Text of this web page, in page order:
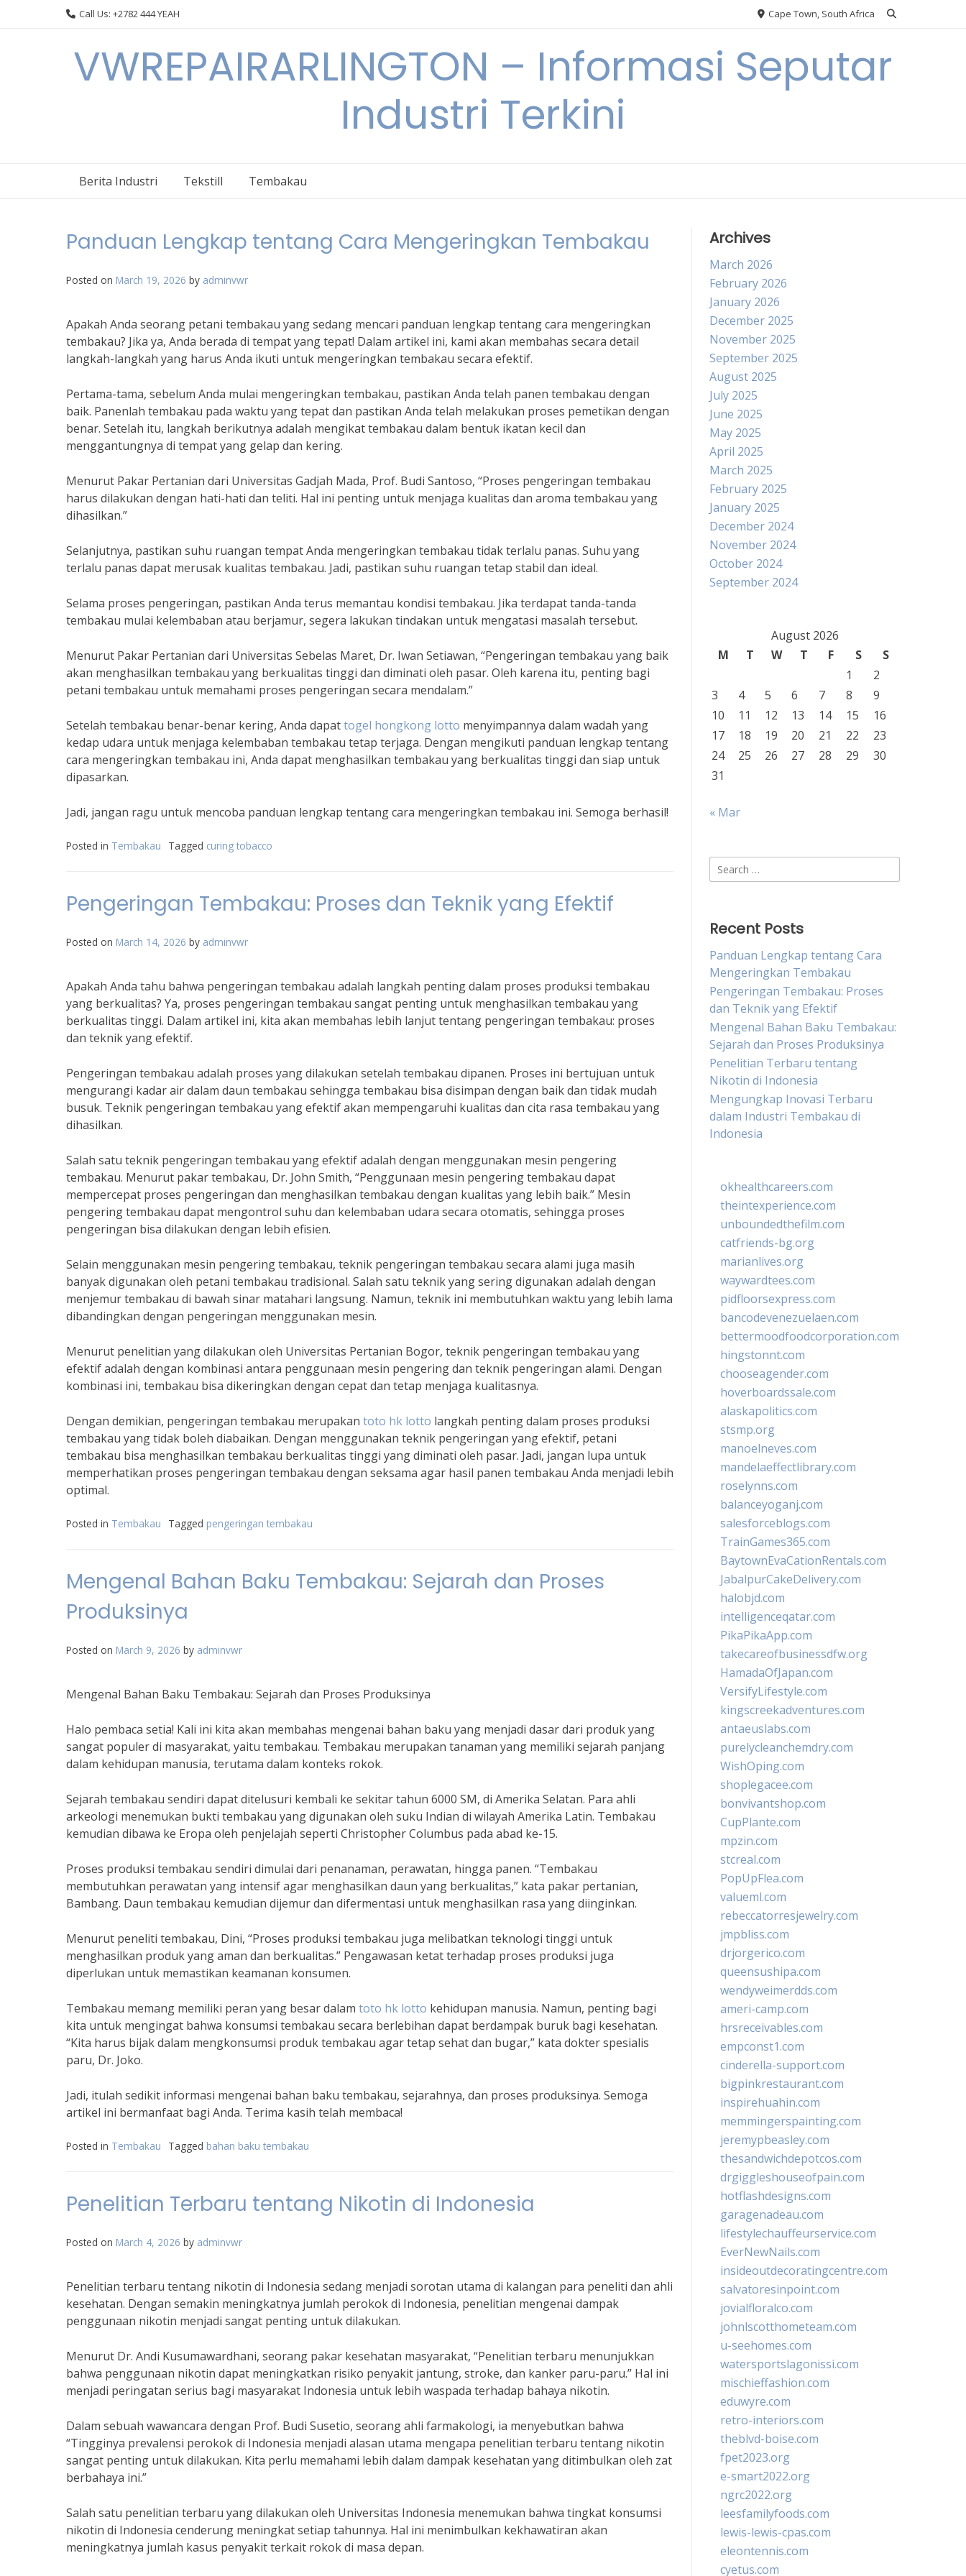
Call Us: +2782 444 YEAH Cape Town, South Africa
VWREPAIRARLINGTON – Informasi Seputar
Industri Terkini
Berita Industri Tekstill Tembakau
Panduan Lengkap tentang Cara Mengeringkan Tembakau
Posted on March 19, 2026 by adminvwr
Apakah Anda seorang petani tembakau yang sedang mencari panduan lengkap tentang cara mengeringkan
tembakau? Jika ya, Anda berada di tempat yang tepat! Dalam artikel ini, kami akan membahas secara detail
langkah-langkah yang harus Anda ikuti untuk mengeringkan tembakau secara efektif.
Pertama-tama, sebelum Anda mulai mengeringkan tembakau, pastikan Anda telah panen tembakau dengan
baik. Panenlah tembakau pada waktu yang tepat dan pastikan Anda telah melakukan proses pemetikan dengan
benar. Setelah itu, langkah berikutnya adalah mengikat tembakau dalam bentuk ikatan kecil dan
menggantungnya di tempat yang gelap dan kering.
Menurut Pakar Pertanian dari Universitas Gadjah Mada, Prof. Budi Santoso, “Proses pengeringan tembakau
harus dilakukan dengan hati-hati dan teliti. Hal ini penting untuk menjaga kualitas dan aroma tembakau yang
dihasilkan.”
Selanjutnya, pastikan suhu ruangan tempat Anda mengeringkan tembakau tidak terlalu panas. Suhu yang
terlalu panas dapat merusak kualitas tembakau. Jadi, pastikan suhu ruangan tetap stabil dan ideal.
Selama proses pengeringan, pastikan Anda terus memantau kondisi tembakau. Jika terdapat tanda-tanda
tembakau mulai kelembaban atau berjamur, segera lakukan tindakan untuk mengatasi masalah tersebut.
Menurut Pakar Pertanian dari Universitas Sebelas Maret, Dr. Iwan Setiawan, “Pengeringan tembakau yang baik
akan menghasilkan tembakau yang berkualitas tinggi dan diminati oleh pasar. Oleh karena itu, penting bagi
petani tembakau untuk memahami proses pengeringan secara mendalam.”
Setelah tembakau benar-benar kering, Anda dapattogel hongkong lotto menyimpannya dalam wadah yang
kedap udara untuk menjaga kelembaban tembakau tetap terjaga. Dengan mengikuti panduan lengkap tentang
cara mengeringkan tembakau ini, Anda dapat menghasilkan tembakau yang berkualitas tinggi dan siap untuk
dipasarkan.
Jadi, jangan ragu untuk mencoba panduan lengkap tentang cara mengeringkan tembakau ini. Semoga berhasil!
Posted in Tembakau Tagged curing tobacco
Pengeringan Tembakau: Proses dan Teknik yang Efektif
Posted on March 14, 2026 by adminvwr
Apakah Anda tahu bahwa pengeringan tembakau adalah langkah penting dalam proses produksi tembakau
yang berkualitas? Ya, proses pengeringan tembakau sangat penting untuk menghasilkan tembakau yang
berkualitas tinggi. Dalam artikel ini, kita akan membahas lebih lanjut tentang pengeringan tembakau: proses
dan teknik yang efektif.
Pengeringan tembakau adalah proses yang dilakukan setelah tembakau dipanen. Proses ini bertujuan untuk
mengurangi kadar air dalam daun tembakau sehingga tembakau bisa disimpan dengan baik dan tidak mudah
busuk. Teknik pengeringan tembakau yang efektif akan mempengaruhi kualitas dan cita rasa tembakau yang
dihasilkan.
Salah satu teknik pengeringan tembakau yang efektif adalah dengan menggunakan mesin pengering
tembakau. Menurut pakar tembakau, Dr. John Smith, “Penggunaan mesin pengering tembakau dapat
mempercepat proses pengeringan dan menghasilkan tembakau dengan kualitas yang lebih baik.” Mesin
pengering tembakau dapat mengontrol suhu dan kelembaban udara secara otomatis, sehingga proses
pengeringan bisa dilakukan dengan lebih efisien.
Selain menggunakan mesin pengering tembakau, teknik pengeringan tembakau secara alami juga masih
banyak digunakan oleh petani tembakau tradisional. Salah satu teknik yang sering digunakan adalah dengan
menjemur tembakau di bawah sinar matahari langsung. Namun, teknik ini membutuhkan waktu yang lebih lama
dibandingkan dengan pengeringan menggunakan mesin.
Menurut penelitian yang dilakukan oleh Universitas Pertanian Bogor, teknik pengeringan tembakau yang
efektif adalah dengan kombinasi antara penggunaan mesin pengering dan teknik pengeringan alami. Dengan
kombinasi ini, tembakau bisa dikeringkan dengan cepat dan tetap menjaga kualitasnya.
Dengan demikian, pengeringan tembakau merupakan toto hk lotto langkah penting dalam proses produksi
tembakau yang tidak boleh diabaikan. Dengan menggunakan teknik pengeringan yang efektif, petani
tembakau bisa menghasilkan tembakau berkualitas tinggi yang diminati oleh pasar. Jadi, jangan lupa untuk
memperhatikan proses pengeringan tembakau dengan seksama agar hasil panen tembakau Anda menjadi lebih
optimal.
Posted in Tembakau Tagged pengeringan tembakau
Mengenal Bahan Baku Tembakau: Sejarah dan Proses
Produksinya
Posted on March 9, 2026 by adminvwr
Mengenal Bahan Baku Tembakau: Sejarah dan Proses Produksinya
Halo pembaca setia! Kali ini kita akan membahas mengenai bahan baku yang menjadi dasar dari produk yang
sangat populer di masyarakat, yaitu tembakau. Tembakau merupakan tanaman yang memiliki sejarah panjang
dalam kehidupan manusia, terutama dalam konteks rokok.
Sejarah tembakau sendiri dapat ditelusuri kembali ke sekitar tahun 6000 SM, di Amerika Selatan. Para ahli
arkeologi menemukan bukti tembakau yang digunakan oleh suku Indian di wilayah Amerika Latin. Tembakau
kemudian dibawa ke Eropa oleh penjelajah seperti Christopher Columbus pada abad ke-15.
Proses produksi tembakau sendiri dimulai dari penanaman, perawatan, hingga panen. “Tembakau
membutuhkan perawatan yang intensif agar menghasilkan daun yang berkualitas,” kata pakar pertanian,
Bambang. Daun tembakau kemudian dijemur dan difermentasi untuk menghasilkan rasa yang diinginkan.
Menurut peneliti tembakau, Dini, “Proses produksi tembakau juga melibatkan teknologi tinggi untuk
menghasilkan produk yang aman dan berkualitas.” Pengawasan ketat terhadap proses produksi juga
diperlukan untuk memastikan keamanan konsumen.
Tembakau memang memiliki peran yang besar dalam toto hk lotto kehidupan manusia. Namun, penting bagi
kita untuk mengingat bahwa konsumsi tembakau secara berlebihan dapat berdampak buruk bagi kesehatan.
“Kita harus bijak dalam mengkonsumsi produk tembakau agar tetap sehat dan bugar,” kata dokter spesialis
paru, Dr. Joko.
Jadi, itulah sedikit informasi mengenai bahan baku tembakau, sejarahnya, dan proses produksinya. Semoga
artikel ini bermanfaat bagi Anda. Terima kasih telah membaca!
Posted in Tembakau Tagged bahan baku tembakau
Penelitian Terbaru tentang Nikotin di Indonesia
Posted on March 4, 2026 by adminvwr
Penelitian terbaru tentang nikotin di Indonesia sedang menjadi sorotan utama di kalangan para peneliti dan ahli
kesehatan. Dengan semakin meningkatnya jumlah perokok di Indonesia, penelitian mengenai dampak
penggunaan nikotin menjadi sangat penting untuk dilakukan.
Menurut Dr. Andi Kusumawardhani, seorang pakar kesehatan masyarakat, “Penelitian terbaru menunjukkan
bahwa penggunaan nikotin dapat meningkatkan risiko penyakit jantung, stroke, dan kanker paru-paru.” Hal ini
menjadi peringatan serius bagi masyarakat Indonesia untuk lebih waspada terhadap bahaya nikotin.
Dalam sebuah wawancara dengan Prof. Budi Susetio, seorang ahli farmakologi, ia menyebutkan bahwa
“Tingginya prevalensi perokok di Indonesia menjadi alasan utama mengapa penelitian terbaru tentang nikotin
sangat penting untuk dilakukan. Kita perlu memahami lebih dalam dampak kesehatan yang ditimbulkan oleh zat
berbahaya ini.”
Salah satu penelitian terbaru yang dilakukan oleh Universitas Indonesia menemukan bahwa tingkat konsumsi
nikotin di Indonesia cenderung meningkat setiap tahunnya. Hal ini menimbulkan kekhawatiran akan
meningkatnya jumlah kasus penyakit terkait rokok di masa depan.
Archives
March 2026
February 2026
January 2026
December 2025
November 2025
September 2025
August 2025
July 2025
June 2025
May 2025
April 2025
March 2025
February 2025
January 2025
December 2024
November 2024
October 2024
September 2024
August 2026
M
T W T F S
S
1
2
3
4 5 6 7 8
9
10
11 12 13 14 15
16
17
18 19 20 21 22
23
24
25 26 27 28 29
30
31
« Mar
Search
for:
Recent Posts
Panduan Lengkap tentang Cara
Mengeringkan Tembakau
Pengeringan Tembakau: Proses
dan Teknik yang Efektif
Mengenal Bahan Baku Tembakau:
Sejarah dan Proses Produksinya
Penelitian Terbaru tentang
Nikotin di Indonesia
Mengungkap Inovasi Terbaru
dalam Industri Tembakau di
Indonesia
okhealthcareers.com
theintexperience.com
unboundedthefilm.com
catfriends-bg.org
marianlives.org
waywardtees.com
pidfloorsexpress.com
bancodevenezuelaen.com
bettermoodfoodcorporation.com
hingstonnt.com
chooseagender.com
hoverboardssale.com
alaskapolitics.com
stsmp.org
manoelneves.com
mandelaeffectlibrary.com
roselynns.com
balanceyoganj.com
salesforceblogs.com
TrainGames365.com
BaytownEvaCationRentals.com
JabalpurCakeDelivery.com
halobjd.com
intelligenceqatar.com
PikaPikaApp.com
takecareofbusinessdfw.org
HamadaOfJapan.com
VersifyLifestyle.com
kingscreekadventures.com
antaeuslabs.com
purelycleanchemdry.com
WishOping.com
shoplegacee.com
bonvivantshop.com
CupPlante.com
mpzin.com
stcreal.com
PopUpFlea.com
valueml.com
rebeccatorresjewelry.com
jmpbliss.com
drjorgerico.com
queensushipa.com
wendyweimerdds.com
ameri-camp.com
hrsreceivables.com
empconst1.com
cinderella-support.com
bigpinkrestaurant.com
inspirehuahin.com
memmingerspainting.com
jeremypbeasley.com
thesandwichdepotcos.com
drgiggleshouseofpain.com
hotflashdesigns.com
garagenadeau.com
lifestylechauffeurservice.com
EverNewNails.com
insideoutdecoratingcentre.com
salvatoresinpoint.com
jovialfloralco.com
johnlscotthometeam.com
u-seehomes.com
watersportslagonissi.com
mischieffashion.com
eduwyre.com
retro-interiors.com
theblvd-boise.com
fpet2023.org
e-smart2022.org
ngrc2022.org
leesfamilyfoods.com
lewis-lewis-cpas.com
eleontennis.com
cyetus.com